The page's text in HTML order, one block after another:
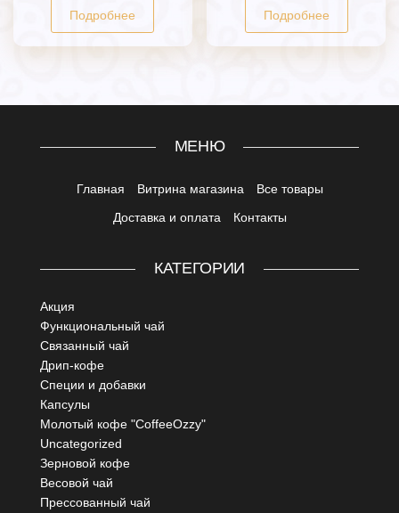
Подробнее Подробнее
МЕНЮ
Главная Витрина магазина
Все товары
Доставка и оплата
Контакты
КАТЕГОРИИ
Акция
Функциональный чай
Связанный чай
Дрип-кофе
Специи и добавки
Капсулы
Молотый кофе "CoffeeOzzy"
Uncategorized
Зерновой кофе
Весовой чай
Прессованный чай